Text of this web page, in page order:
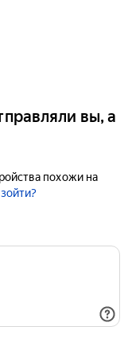
вы, а
похожи на